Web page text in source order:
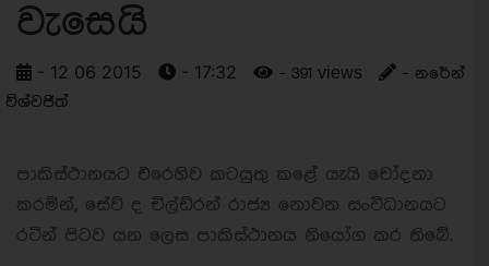
වැසෙයි
- 12 06 2015 - 17:32 - 391 views
- නරේන්
විශ්වජිත්
පාකිස්ථානයට එරෙහිව කටයුතු කළේ යැයි චෝදනා
කරමින්, සේව් ද චිල්ඩ්රන් රාජ්‍ය නොවන සංවිධානයට
රටින් පිටව යන ලෙස පාකිස්ථානය නියෝග කර තිබේ.